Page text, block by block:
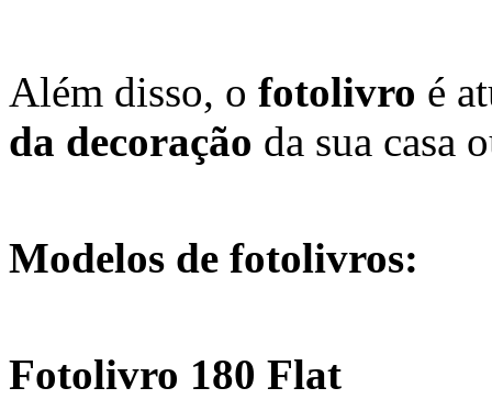
Além disso, o fotolivro é
da decoração da sua casa
Modelos de fotolivros:
Fotolivro 180 Flat